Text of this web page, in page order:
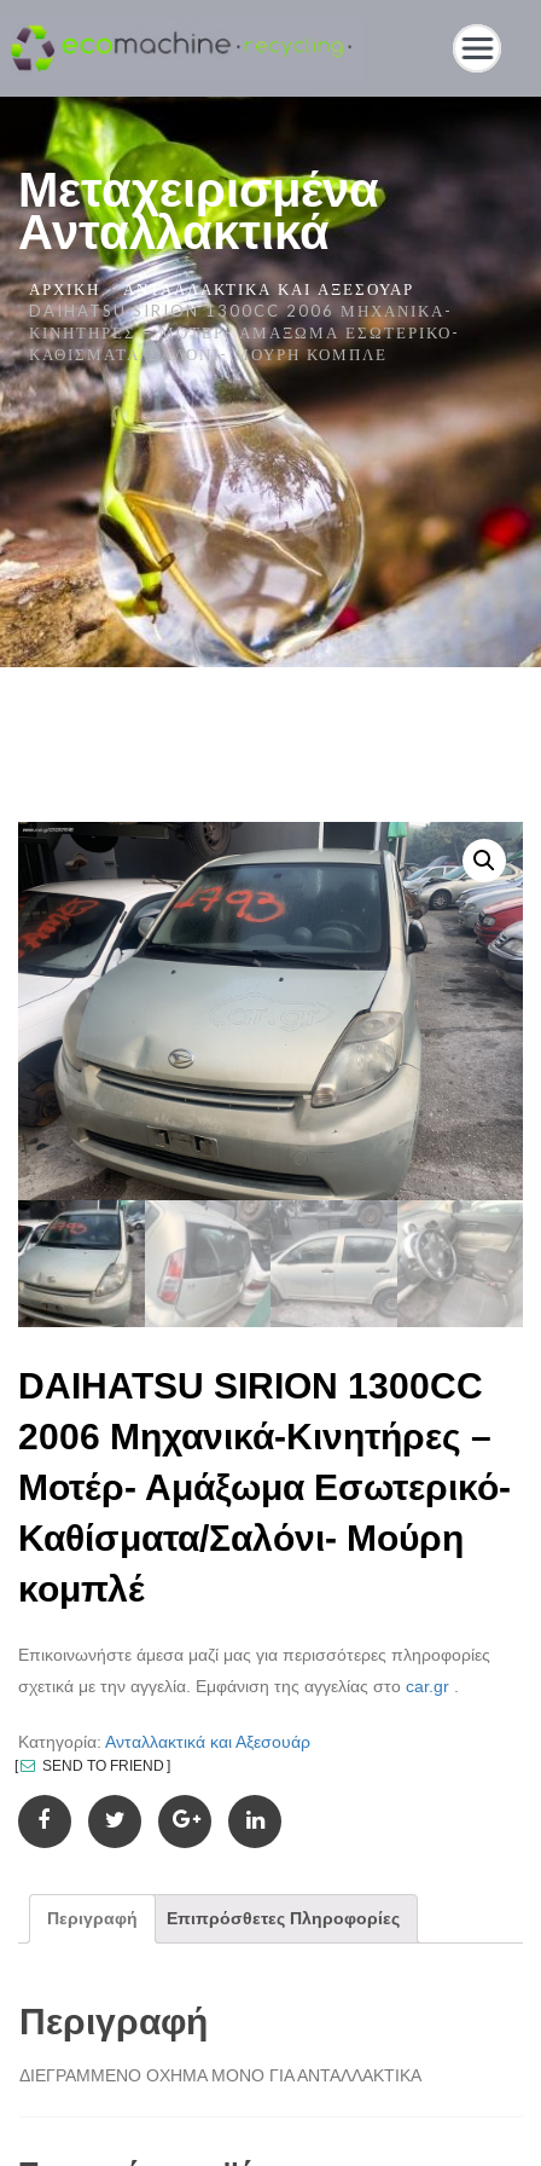
Μεταχειρισμένα
Ανταλλακτικά
ΑΡΧΙΚΉ
ΑΝΤΑΛΛΑΚΤΙΚΆ ΚΑΙ ΑΞΕΣΟΥΆΡ
DAIHATSU SIRION 1300CC 2006 ΜΗΧΑΝΙΚΆ-
ΚΙΝΗΤΉΡΕΣ – ΜΟΤΈΡ- ΑΜΆΞΩΜΑ ΕΣΩΤΕΡΙΚΌ-
ΚΑΘΊΣΜΑΤΑ/ΣΑΛΌΝΙ- ΜΟΎΡΗ ΚΟΜΠΛΈ
DAIHATSU SIRION 1300CC
2006 Μηχανικά-Κινητήρες –
Μοτέρ- Αμάξωμα Εσωτερικό-
Καθίσματα/Σαλόνι- Μούρη
κομπλέ
Επικοινωνήστε άμεσα μαζί μας για περισσότερες πληροφορίες
σχετικά με την αγγελία. Εμφάνιση της αγγελίας στο car.gr
Κατηγορία: Ανταλλακτικά και Αξεσουάρ
SEND TO FRIEND
Περιγραφή Επιπρόσθετες Πληροφορίες
Περιγραφή
ΔΙΕΓΡΑΜΜΕΝΟ ΟΧΗΜΑ ΜΟΝΟ ΓΙΑ ΑΝΤΑΛΛΑΚΤΙΚΑ